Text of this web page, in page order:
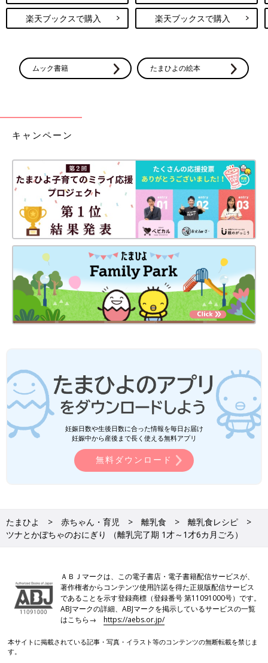
楽天ブックスで購入 楽天ブックスで購入
ムック書籍 たまひよの絵本
キャンペーン
妊娠日数や生後日数に合った情報を毎日お届け
妊娠中から産後まで長く使える無料アプリ
無料ダウンロード
たまひよ 赤ちゃん・育児 離乳食
離乳食レシピ
ツナとかぼちゃのおにぎり （離乳完了期 1才～1才6カ月ごろ）
ＡＢＪマークは、この電子書店・電子書籍配信サービスが、
著作権者からコンテンツ使用許諾を得た正規版配信サービス
であることを示す登録商標（登録番号 第11091000号）です。
ABJマークの詳細、ABJマークを掲示しているサービスの一覧
はこちら→https://aebs.or.jp/
本サイトに掲載されている記事・写真・イラスト等のコンテンツの無断転載を禁じま
す。